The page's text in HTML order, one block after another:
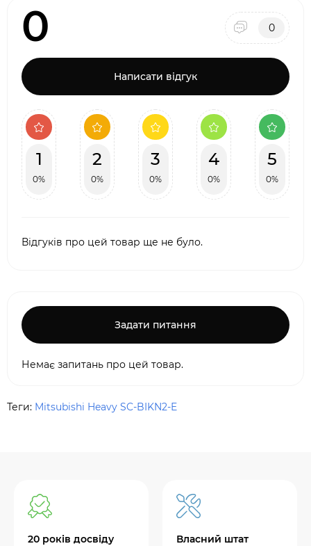
0 0
Написати відгук
1
0%
2
0%
3
0%
4
0%
5
0%
Відгуків про цей товар ще не було.
Задати питання
Немає запитань про цей товар.
Теги: Mitsubishi Heavy SC-BIKN2-E
20 років досвіду
Власний штат